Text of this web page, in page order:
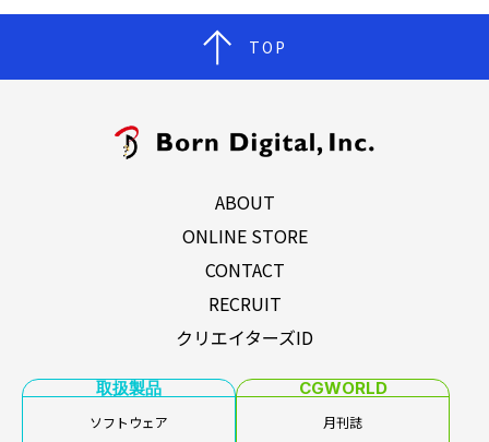
TOP
ABOUT
ONLINE STORE
CONTACT
RECRUIT
クリエイターズID
取扱製品
ソフトウェア
CGWORLD
月刊誌